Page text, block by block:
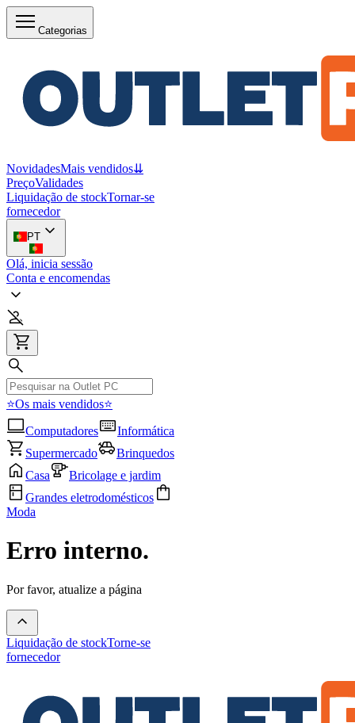
Categorias
NovidadesMais vendidos⇊
PreçoValidades
Liquidação de stockTornar-se
fornecedor
PT
Olá, inicia sessão
Conta e encomendas
⭐Os mais vendidos⭐
Computadores
Informática
Supermercado
Brinquedos
Casa
Bricolage e jardim
Grandes eletrodomésticos
Moda
Erro interno.
Por favor, atualize a página
Liquidação de stockTorne-se
fornecedor